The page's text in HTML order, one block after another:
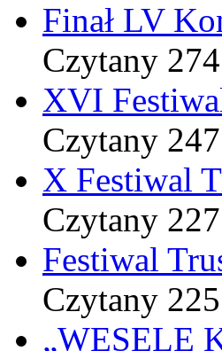
Finał LV
Czytany
XVI
Czytany
X Festiwal
Czytany
Festiwal
Czytany
„WESELE